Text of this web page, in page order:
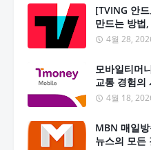
[TVING 안
만드는 방법
4월 28,
모바일티머
교통 경험의
4월 18,
MBN 매일
뉴스의 모든